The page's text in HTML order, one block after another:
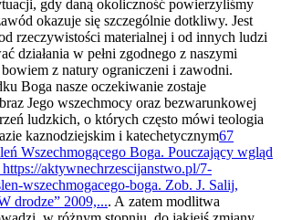
gdy daną okoliczność powierzyliśmy
okazuje się szczególnie dotkliwy. Jest
rzeczywistości materialnej i od innych ludzi
działania w pełni zgodnego z naszymi
z natury ograniczeni i zawodni.
Boga nasze oczekiwanie zostaje
Jego wszechmocy oraz bezwarunkowej
ludzkich, o których często mówi teologia
kaznodziejskim i katechetycznym67
Wszechmogącego Boga. Pouczający wgląd
aktywnechrzescijanstwo.pl/7-
wszechmogacego-boga. Zob. J. Salij,
drodze” 2009,.... A zatem modlitwa